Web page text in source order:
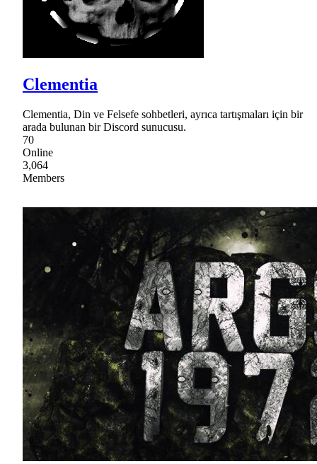
Clementia
Clementia, Din ve Felsefe sohbetleri, ayrıca tartışmaları için bir
arada bulunan bir Discord sunucusu.
70
Online
3,064
Members